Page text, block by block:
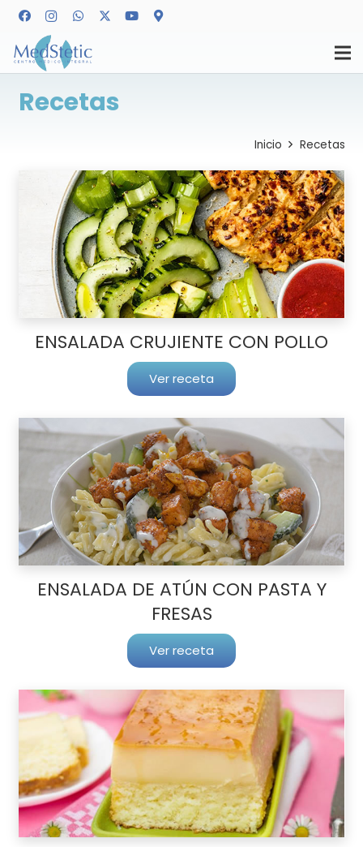
Recetas
Inicio Recetas
ENSALADA CRUJIENTE CON POLLO
Ver receta
ENSALADA DE ATÚN CON PASTA Y
FRESAS
Ver receta